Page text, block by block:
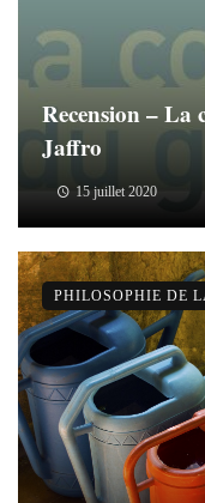
Recension –
Jaffro
15 juillet 2020
PHILOSOPHIE DE